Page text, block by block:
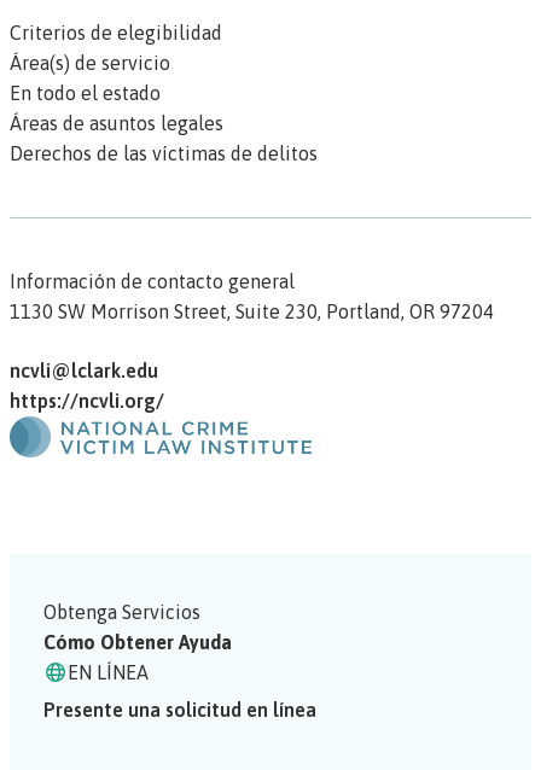
Criterios de elegibilidad
Área(s) de servicio
En todo el estado
Áreas de asuntos legales
Derechos de las víctimas de delitos
Información de contacto general
1130 SW Morrison Street, Suite 230, Portland, OR 97204
ncvli@lclark.edu
https://ncvli.org/
Obtenga Servicios
Cómo Obtener Ayuda
EN LÍNEA
Presente una solicitud en línea